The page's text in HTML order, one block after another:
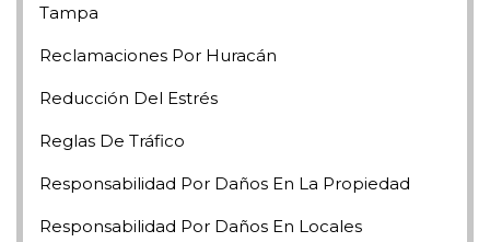
Tampa
Reclamaciones Por Huracán
Reducción Del Estrés
Reglas De Tráfico
Responsabilidad Por Daños En La Propiedad
Responsabilidad Por Daños En Locales